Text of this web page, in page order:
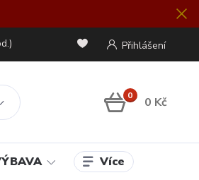
Přihlášení
0 0 Kč
Více